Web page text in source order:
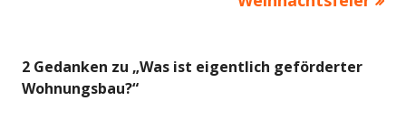
2 Gedanken zu „Was ist eigentlich geförderter
Wohnungsbau?“